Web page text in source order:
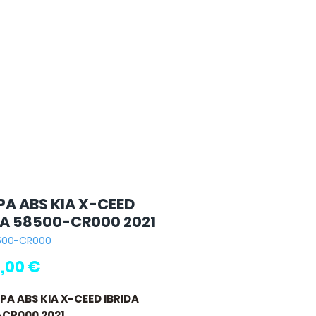
ABS KIA X-CEED
58500-CR000 2021
CR000
€
ABS KIA X-CEED IBRIDA